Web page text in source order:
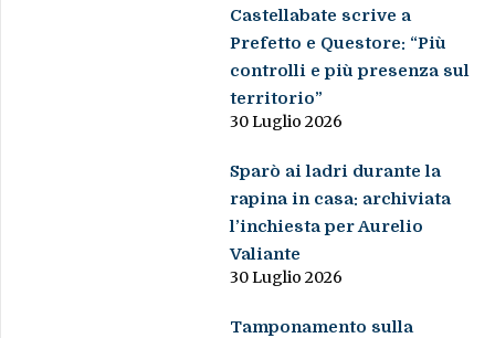
Castellabate scrive a
Prefetto e Questore: “Più
controlli e più presenza sul
territorio”
30 Luglio 2026
Sparò ai ladri durante la
rapina in casa: archiviata
l’inchiesta per Aurelio
Valiante
30 Luglio 2026
Tamponamento sulla